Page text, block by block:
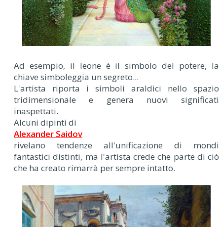
Ad esempio, il leone è il simbolo del potere, la
chiave simboleggia un segreto...
L'artista riporta i simboli araldici nello spazio
tridimensionale e genera nuovi significati
inaspettati.
Alcuni dipinti di
Alexander Saidov
rivelano tendenze all'unificazione di mondi
fantastici distinti, ma l'artista crede che parte di ciò
che ha creato rimarrà per sempre intatto.